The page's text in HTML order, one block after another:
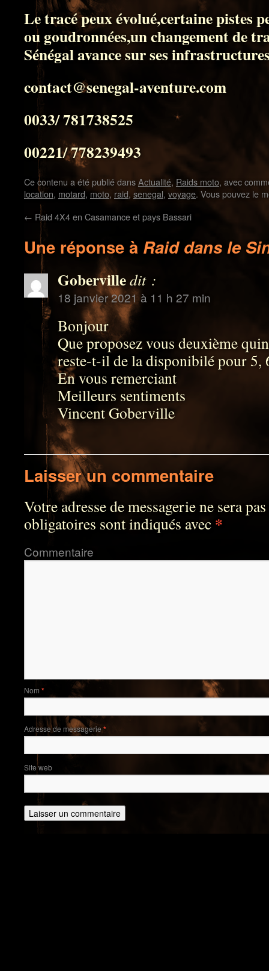
Le tracé peux évolué,certaine pistes
ou goudronnées,un changement de
Sénégal avance sur ses
contact@senegal-aventure.com
0033/ 781738525
00221/ 778239493
Ce contenu a été publié dansActualité, Raids moto, avec
location, motard, moto, raid, senegal, voyage. Vous pouvez le
← Raid 4X4 en Casamance et pays Bassari
Une réponse à Raid dans le
Gobervilledit :
18 janvier 2021 à 11 h 27 min
Bonjour
Que proposez vous deuxième
reste-t-il de la disponibilé pour 5,
En vous remerciant
Meilleurs sentiments
Vincent Goberville
Laisser un commentaire
Votre adresse de messagerie ne sera
obligatoires sont indiqués avec *
Commentaire
Nom *
Adresse de messagerie *
Site web